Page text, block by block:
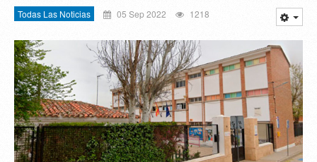
Todas Las Noticias 05 Sep 2022 1218